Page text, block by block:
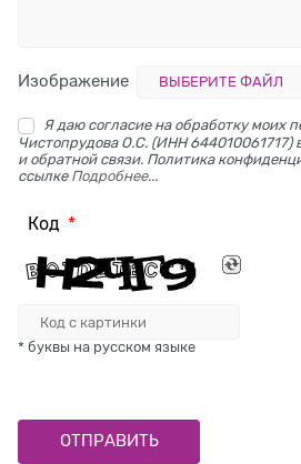
Изображение ВЫБЕРИТЕ ФАЙЛ
Я даю согласие на обработку моих
Чистопрудова О.С. (ИНН 644010061717)
и обратной связи. Политика
ссылке Подробнее...
Код
* буквы на русском языке